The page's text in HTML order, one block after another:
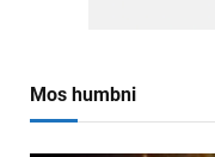
Mos humbni